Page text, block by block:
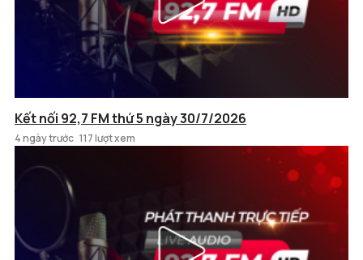
Kết nối 92,7 FM thứ 5 ngày 30/7/2026
4 ngày trước 117 lượt xem